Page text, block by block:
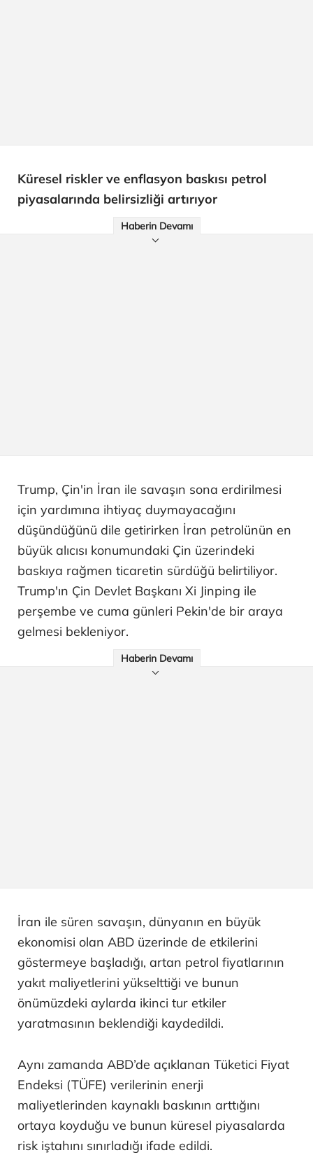
Küresel riskler ve enflasyon baskısı petrol
piyasalarında belirsizliği artırıyor
Haberin Devamı
Trump, Çin'in İran ile savaşın sona erdirilmesi
için yardımına ihtiyaç duymayacağını
düşündüğünü dile getirirken İran petrolünün en
büyük alıcısı konumundaki Çin üzerindeki
baskıya rağmen ticaretin sürdüğü belirtiliyor.
Trump'ın Çin Devlet Başkanı Xi Jinping ile
perşembe ve cuma günleri Pekin'de bir araya
gelmesi bekleniyor.
Haberin Devamı
İran ile süren savaşın, dünyanın en büyük
ekonomisi olan ABD üzerinde de etkilerini
göstermeye başladığı, artan petrol fiyatlarının
yakıt maliyetlerini yükselttiği ve bunun
önümüzdeki aylarda ikinci tur etkiler
yaratmasının beklendiği kaydedildi.
Aynı zamanda ABD’de açıklanan Tüketici Fiyat
Endeksi (TÜFE) verilerinin enerji
maliyetlerinden kaynaklı baskının arttığını
ortaya koyduğu ve bunun küresel piyasalarda
risk iştahını sınırladığı ifade edildi.